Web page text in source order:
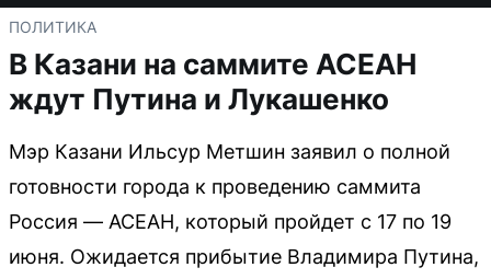
ПОЛИТИКА
В Казани на саммите АСЕАН
ждут Путина и Лукашенко
Мэр Казани Ильсур Метшин заявил о полной
готовности города к проведению саммита
Россия — АСЕАН, который пройдет с 17 по 19
июня. Ожидается прибытие Владимира Путина,